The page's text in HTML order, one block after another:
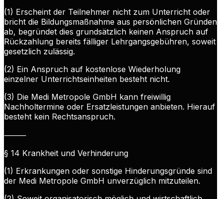
(1) Erscheint der Teilnehmer nicht zum Unterricht oder
bricht die Bildungsmaßnahme aus persönlichen Gründen
ab, begründet dies grundsätzlich keinen Anspruch auf
Rückzahlung bereits fälliger Lehrgangsgebühren, soweit
gesetzlich zulässig.
(2) Ein Anspruch auf kostenlose Wiederholung
einzelner Unterrichtseinheiten besteht nicht.
(3) Die Medi Metropole GmbH kann freiwillig
Nachholtermine oder Ersatzleistungen anbieten. Hierauf
besteht kein Rechtsanspruch.
⸻
§ 14 Krankheit und Verhinderung
(1) Erkrankungen oder sonstige Hinderungsgründe sind
der Medi Metropole GmbH unverzüglich mitzuteilen.